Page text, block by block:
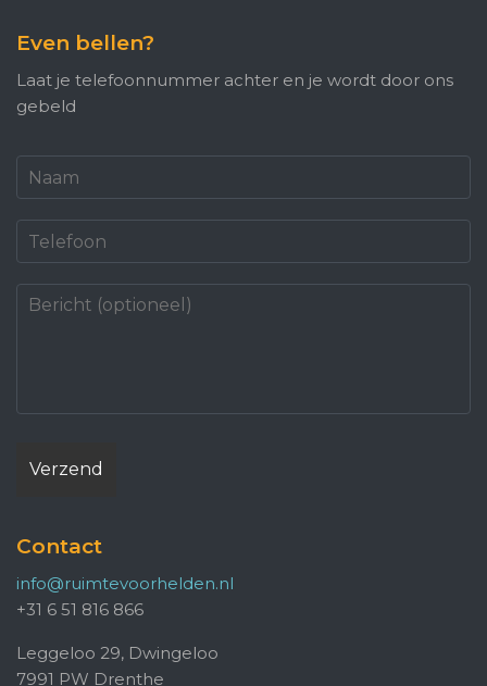
Even bellen?
Laat je telefoonnummer achter en je wordt door ons
gebeld
Contact
info@ruimtevoorhelden.nl
+31 6 51 816 866
Leggeloo 29, Dwingeloo
7991 PW Drenthe